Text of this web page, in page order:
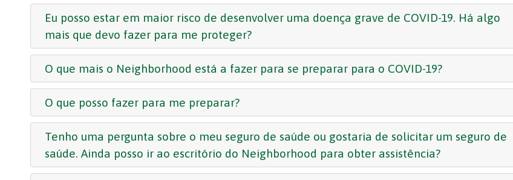
Eu posso estar em maior risco de desenvolver uma doença grave de COVID-19. Há algo
mais que devo fazer para me proteger?
O que mais o Neighborhood está a fazer para se preparar para o COVID-19?
O que posso fazer para me preparar?
Tenho uma pergunta sobre o meu seguro de saúde ou gostaria de solicitar um seguro de
saúde. Ainda posso ir ao escritório do Neighborhood para obter assistência?